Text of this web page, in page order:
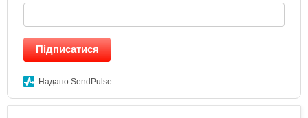
Підписатися
Надано SendPulse